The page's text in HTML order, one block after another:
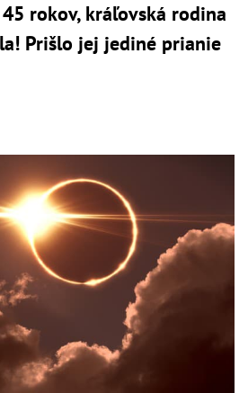
rokov, kráľovská rodina
Prišlo jej jediné prianie